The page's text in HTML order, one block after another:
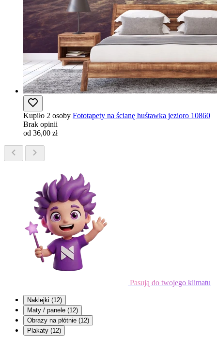
Kupiło 2 osoby Fototapety na ścianę huśtawka jezioro 10860
Brak opinii
od 36,00 zł
Pasują do twojego klimatu
Naklejki (12)
Maty / panele (12)
Obrazy na płótnie (12)
Plakaty (12)